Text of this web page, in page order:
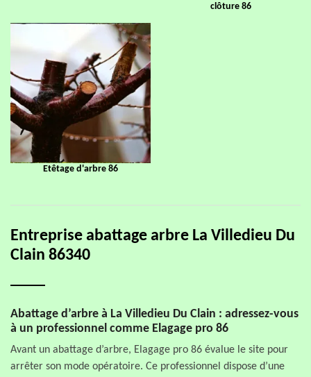
clôture 86
Etêtage d'arbre 86
Entreprise abattage arbre La Villedieu Du
Clain 86340
Abattage d’arbre à La Villedieu Du Clain : adressez-vous
à un professionnel comme Elagage pro 86
Avant un abattage d’arbre, Elagage pro 86 évalue le site pour
arrêter son mode opératoire. Ce professionnel dispose d’une